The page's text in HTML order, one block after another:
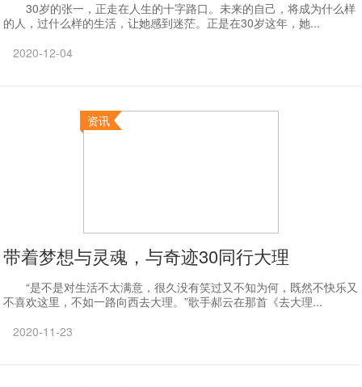
30岁的张一，正走在人生的十字路口。未来的自己，将成为什么样
的人，过什么样的生活，让她感到迷茫。正是在30岁这年，她...
2020-12-04
资讯
带着梦想与灵魂，与奇迹30同行大理
“是不是对生活不太满意，很久没有笑过又不知为何，既然不快乐又
不喜欢这里，不如一路向西去大理。”歌手郝云在那首《去大理...
2020-11-23